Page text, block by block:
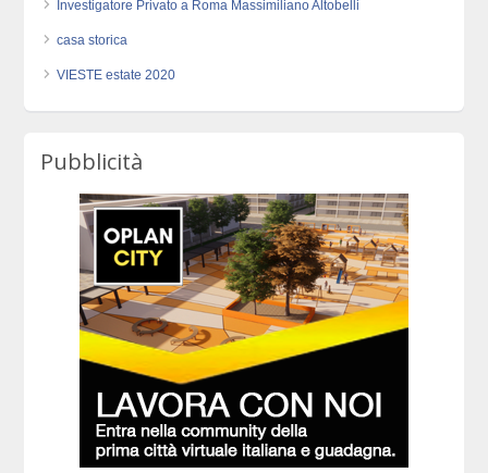
Investigatore Privato a Roma Massimiliano Altobelli
casa storica
VIESTE estate 2020
Pubblicità